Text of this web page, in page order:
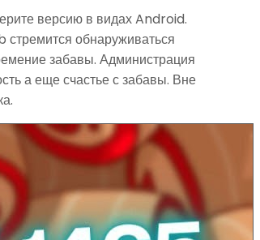
версию в видах Android.
обнаруживаться
забавы. Администрация
а еще счастье с забавы. Вне